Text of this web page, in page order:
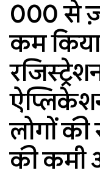
000 से
कम किया
लोगों की
की कमी